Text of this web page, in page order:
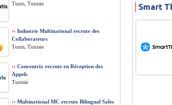
Smart
Tunis, Tunisie
›› Industrie Multinational recrute des
Collaborateurs
Tunis, Tunisie
›› Concentrix recrute en Réception des
Appels
Tunisie
›› Multinational MC recrute Bilingual Sales